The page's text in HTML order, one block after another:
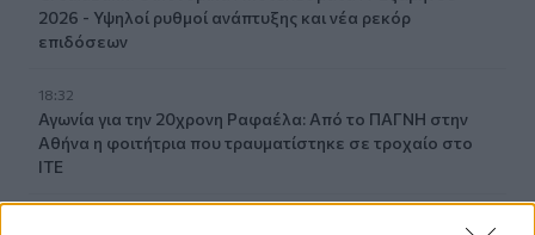
2026 - Υψηλοί ρυθμοί ανάπτυξης και νέα ρεκόρ
επιδόσεων
18:32
Αγωνία για την 20χρονη Ραφαέλα: Από το ΠΑΓΝΗ στην
Αθήνα η φοιτήτρια που τραυματίστηκε σε τροχαίο στο
ΙΤΕ